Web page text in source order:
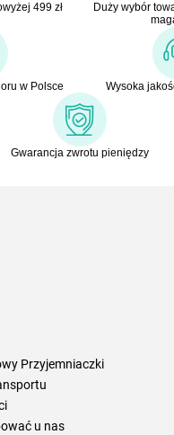
499 zł
Duży wybór
w Polsce Wysoka
Gwarancja zwrotu pieniędzy
Przyjemniaczki
u nas